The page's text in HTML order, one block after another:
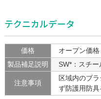
テクニカルデータ
価格
オープン価格
製品補足説明
SW*：スチー
注意事項
区域内のブ
ず防護用防具